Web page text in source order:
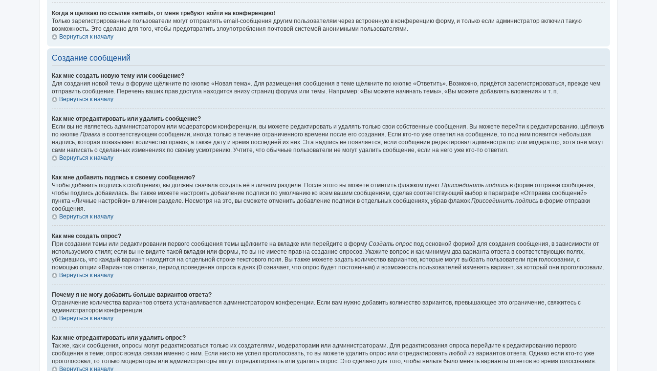
Когда я щёлкаю по ссылке «email», от меня требуют войти на конференцию!
Только зарегистрированные пользователи могут отправлять email-сообщения другим пользователям через встроенную в конференцию форму, и только если администратор включил такую
возможность. Это сделано для того, чтобы предотвратить злоупотребления почтовой системой анонимными пользователями.
Вернуться к началу
Создание сообщений
Как мне создать новую тему или сообщение?
Для создания новой темы в форуме щёлкните по кнопке «Новая тема». Для размещения сообщения в теме щёлкните по кнопке «Ответить». Возможно, придётся зарегистрироваться, прежде чем
отправить сообщение. Перечень ваших прав доступа находится внизу страниц форума или темы. Например: «Вы можете начинать темы», «Вы можете добавлять вложения» и т. п.
Вернуться к началу
Как мне отредактировать или удалить сообщение?
Если вы не являетесь администратором или модератором конференции, вы можете редактировать и удалять только свои собственные сообщения. Вы можете перейти к редактированию, щёлкнув
по кнопке Правка в соответствующем сообщении, иногда только в течение ограниченного времени после его создания. Если кто-то уже ответил на сообщение, то под ним появится небольшая
надпись, которая показывает количество правок, а также дату и время последней из них. Эта надпись не появляется, если сообщение редактировал администратор или модератор, хотя они могут
сами написать о сделанных изменениях по своему усмотрению. Учтите, что обычные пользователи не могут удалить сообщение, если на него уже кто-то ответил.
Вернуться к началу
Как мне добавить подпись к своему сообщению?
Чтобы добавить подпись к сообщению, вы должны сначала создать её в личном разделе. После этого вы можете отметить флажком пункт Присоединить подпись в форме отправки сообщения,
чтобы подпись добавилась. Вы также можете настроить добавление подписи по умолчанию ко всем вашим сообщениям, сделав соответствующий выбор в параграфе «Отправка сообщений»
пункта «Личные настройки» в личном разделе. Несмотря на это, вы сможете отменить добавление подписи в отдельных сообщениях, убрав флажок Присоединить подпись в форме отправки
сообщения.
Вернуться к началу
Как мне создать опрос?
При создании темы или редактировании первого сообщения темы щёлкните на вкладке или перейдите в форму Создать опрос под основной формой для создания сообщения, в зависимости от
используемого стиля; если вы не видите такой вкладки или формы, то вы не имеете прав на создание опросов. Укажите вопрос и как минимум два варианта ответа в соответствующих полях,
убедившись, что каждый вариант находится на отдельной строке текстового поля. Вы также можете задать количество вариантов, которые могут выбрать пользователи при голосовании, с
помощью опции «Вариантов ответа», период проведения опроса в днях (0 означает, что опрос будет постоянным) и возможность пользователей изменять вариант, за который они проголосовали.
Вернуться к началу
Почему я не могу добавить больше вариантов ответа?
Ограничение количества вариантов ответа устанавливается администратором конференции. Если вам нужно добавить количество вариантов, превышающее это ограничение, свяжитесь с
администратором конференции.
Вернуться к началу
Как мне отредактировать или удалить опрос?
Так же, как и сообщения, опросы могут редактироваться только их создателями, модераторами или администраторами. Для редактирования опроса перейдите к редактированию первого
сообщения в теме; опрос всегда связан именно с ним. Если никто не успел проголосовать, то вы можете удалить опрос или отредактировать любой из вариантов ответа. Однако если кто-то уже
проголосовал, то только модераторы или администраторы могут отредактировать или удалить опрос. Это сделано для того, чтобы нельзя было менять варианты ответов во время голосования.
Вернуться к началу